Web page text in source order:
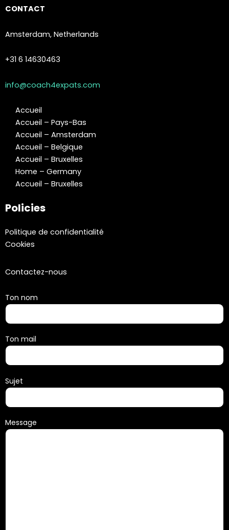
CONTACT
Amsterdam, Netherlands
+31 6 14630463
info@coach4expats.com
Accueil
Accueil – Pays-Bas
Accueil – Amsterdam
Accueil – Belgique
Accueil – Bruxelles
Home – Germany
Accueil – Bruxelles
Policies
Politique de confidentialité
Cookies
Contactez-nous
Ton nom
Ton mail
Sujet
Message